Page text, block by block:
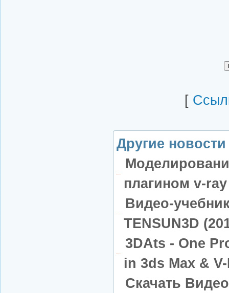
[
Другие
плагином v-ray
Видео-
TENSUN3D
3DAts - One
in 3ds Max &
Скачать